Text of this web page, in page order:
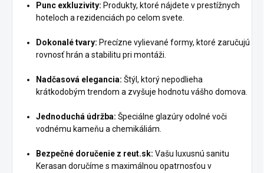
Punc exkluzivity: Produkty, ktoré nájdete v prestížnych
hoteloch a rezidenciách po celom svete.
Dokonalé tvary: Precízne vylievané formy, ktoré zaručujú
rovnosť hrán a stabilitu pri montáži.
Nadčasová elegancia: Štýl, ktorý nepodlieha
krátkodobým trendom a zvyšuje hodnotu vášho domova.
Jednoduchá údržba: Špeciálne glazúry odolné voči
vodnému kameňu a chemikáliám.
Bezpečné doručenie z reut.sk: Vašu luxusnú sanitu
Kerasan doručíme s maximálnou opatrnosťou v